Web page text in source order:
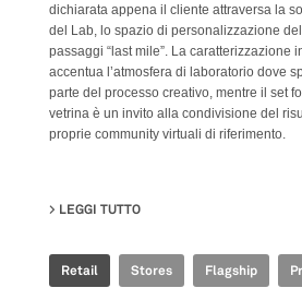
dichiarata appena il cliente attraversa la
del Lab, lo spazio di personalizzazione
passaggi “last mile”. La caratterizzazione
accentua l’atmosfera di laboratorio dove
parte del processo creativo, mentre il set
vetrina è un invito alla condivisione del
proprie community virtuali di riferimento.
LEGGI TUTTO
Retail Stores Flagship